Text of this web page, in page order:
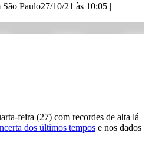
São Paulo27/10/21 às 10:05 |
feira (27) com recordes de alta lá
dos últimos tempos e nos dados